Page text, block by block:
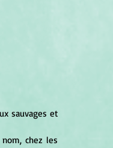
chez les